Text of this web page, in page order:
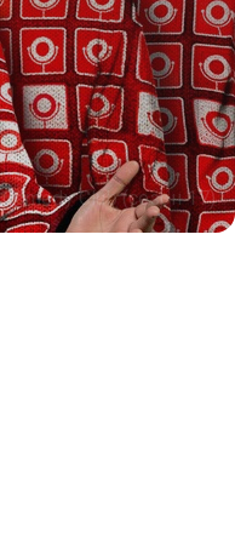
Comedy Club (сезон 17)